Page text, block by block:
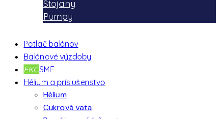
Stojany
Pumpy
Potlač balónov
Balónové výzdoby
EKOSME
Hélium a príslušenstvo
Hélium
Cukrová vata